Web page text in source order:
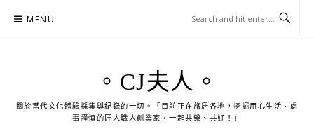
MENU
。CJ夫人。
關於當代文化體驗採集與紀錄的一切。「目前正在旅居各地，挖掘用心生活、處
事謹慎的匠人職人創業家，一起共榮、共好！」